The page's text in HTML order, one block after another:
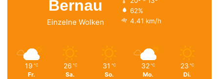
Bernau
Einzelne Wolken
62%
4.41 km/h
19 ℃
Fr.
26 ℃
Sa.
31 ℃
So.
32 ℃
Mo.
23 ℃
Di.